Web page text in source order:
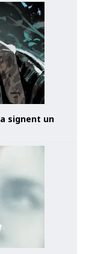
signent un